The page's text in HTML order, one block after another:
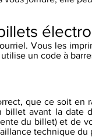
Vous les
un code à
que ce soit en
billet avant la
du billet) et de
technique